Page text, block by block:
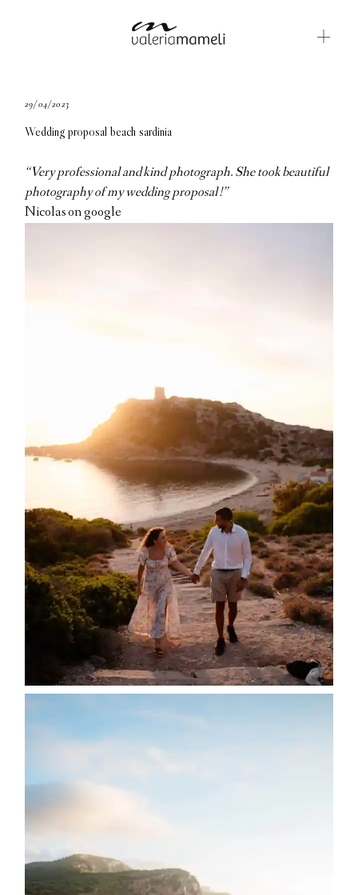
29/04/2023
Wedding proposal beach sardinia
“Very professional and kind photograph. She took beautiful
photography of my wedding proposal !”
Nicolas on google
GALLERIE
BLOG
CONTATTI
ABOUT ME